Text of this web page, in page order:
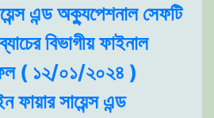
এন্ড অক্যুপেশনাল সেফটি
বিভাগীয় ফাইনাল
( ১২/০১/২০২৪ )
ফায়ার সায়েন্স এন্ড